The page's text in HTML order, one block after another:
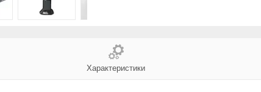
Характеристики